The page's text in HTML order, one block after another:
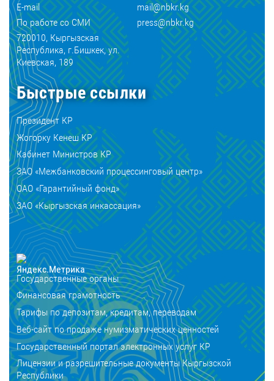
E-mail
mail@nbkr.kg
По работе со СМИ
press@nbkr.kg
720010, Кыргызская
Республика, г.Бишкек, ул.
Киевская, 189
Быстрые ссылки
Президент КР
Жогорку Кенеш КР
Кабинет Министров КР
ЗАО «Межбанковский процессинговый центр»
ОАО «Гарантийный фонд»
ЗАО «Кыргызская инкассация»
Государственные органы
Финансовая грамотность
Тарифы по депозитам, кредитам, переводам
Веб-сайт по продаже нумизматических ценностей
Государственный портал электронных услуг КР
Лицензии и разрешительные документы Кыргызской
Республики